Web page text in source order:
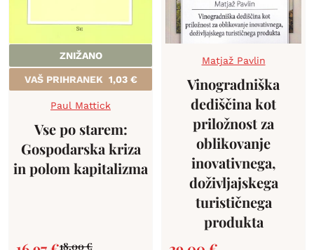
ZNIŽANO
VAŠ PRIHRANEK 1,03 €
Paul Mattick
Vse po starem:
Gospodarska kriza
in polom kapitalizma
18,00€
Matjaž Pavlin
Vinogradniška
dediščina kot
priložnost za
oblikovanje
inovativnega,
doživljajskega
turističnega
produkta